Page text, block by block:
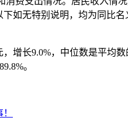
如无特别说明，均为同比
增长9.0%，中位数是平均
。